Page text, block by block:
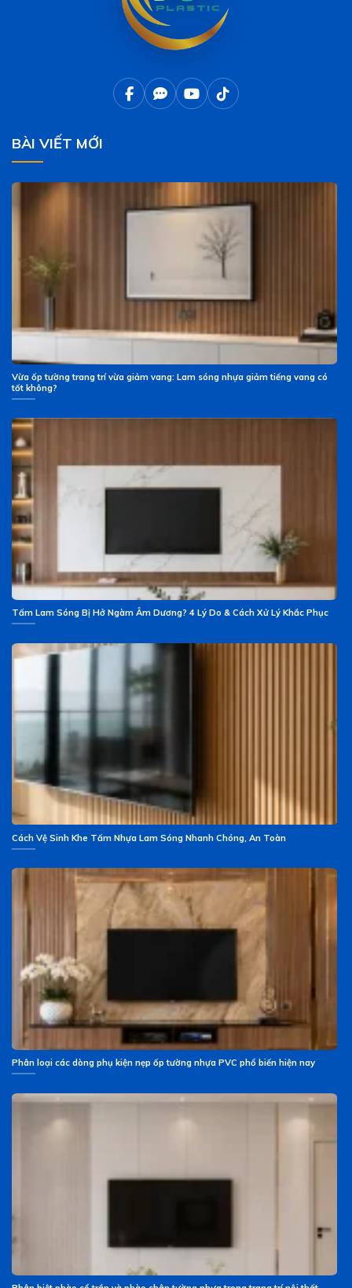
BÀI VIẾT MỚI
Vừa ốp tường trang trí vừa giảm vang: Lam sóng nhựa giảm tiếng vang có
tốt không?
Tấm Lam Sóng Bị Hở Ngàm Âm Dương? 4 Lý Do & Cách Xử Lý Khắc Phục
Cách Vệ Sinh Khe Tấm Nhựa Lam Sóng Nhanh Chóng, An Toàn
Phân loại các dòng phụ kiện nẹp ốp tường nhựa PVC phổ biến hiện nay